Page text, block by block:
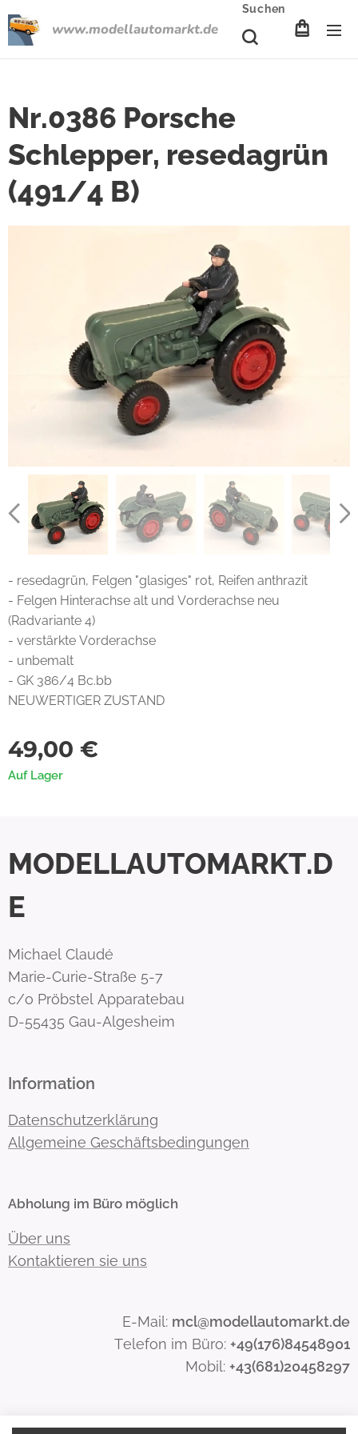
www.modellautomarkt.de
Suchen
Nr.0386 Porsche
Schlepper, resedagrün
(491/4 B)
- resedagrün, Felgen "glasiges" rot, Reifen anthrazit
- Felgen Hinterachse alt und Vorderachse neu
(Radvariante 4)
- verstärkte Vorderachse
- unbemalt
- GK 386/4 Bc.bb
NEUWERTIGER ZUSTAND
49,00 €
Auf Lager
MODELLAUTOMARKT.D
E
Michael Claudé
Marie-Curie-Straße 5-7
c/o Pröbstel Apparatebau
D-55435 Gau-Algesheim
Information
Datenschutzerklärung
Allgemeine Geschäftsbedingungen
Abholung im Büro möglich
Über uns
Kontaktieren sie uns
E-Mail: mcl@modellautomarkt.de
Telefon im Büro: +49(176)84548901
Mobil: +43(681)20458297